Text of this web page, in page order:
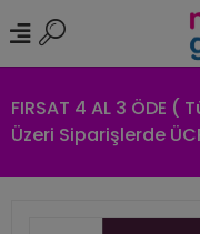
FIRSAT 4 AL 3 ÖDE
Üzeri Siparişlerde